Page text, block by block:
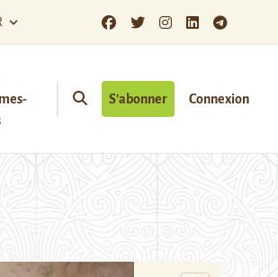
S’abonner Connexion